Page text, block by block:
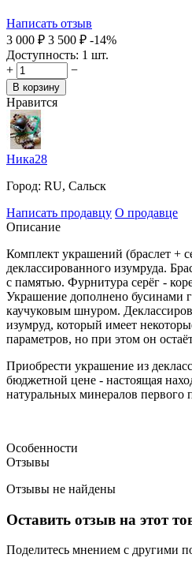
Написать отзыв
3 000 ₽ 3 500 ₽ -14%
Доступность: 1 шт.
+
−
В корзину
Нравится
Ника28
Город: RU, Сальск
Написать продавцу О продавце
Описание
Комплект украшений (браслет +
деклассированного изумруда.
с памятью. Фурнитура серёг -
Украшение дополнено бусинами
каучуковым шнуром.
изумруд, который имеет
параметров, но при этом он
Приобрести украшение из
бюджетной цене - настоящая
натуральных минералов первого
Особенности
Отзывы
Отзывы не найдены
Оставить отзыв на этот
Поделитесь мнением с другими